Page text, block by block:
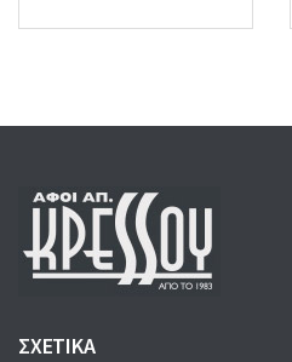
was: is:
ΣΧΕΤΙΚΑ